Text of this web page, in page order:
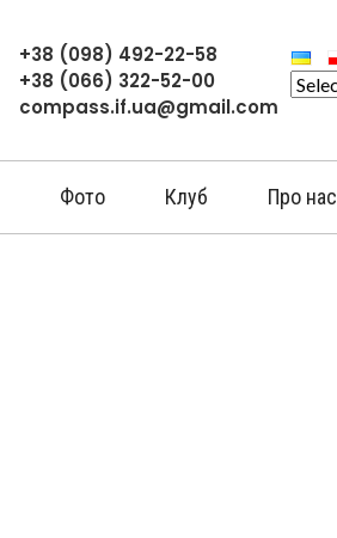
+38 (098) 492-22-58
+38 (066) 322-52-00
compass.if.ua@gmail.com
Фото Клуб Про нас